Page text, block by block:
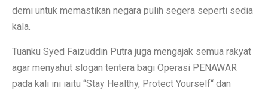
demi untuk memastikan negara pulih segera seperti sedia
kala.
Tuanku Syed Faizuddin Putra juga mengajak semua rakyat
agar menyahut slogan tentera bagi Operasi PENAWAR
pada kali ini iaitu “Stay Healthy, Protect Yourself“ dan